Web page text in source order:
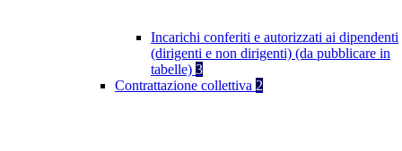
Incarichi conferiti e autorizzati ai dipendenti
(dirigenti e non dirigenti) (da pubblicare in
tabelle) 3
Contrattazione collettiva 2